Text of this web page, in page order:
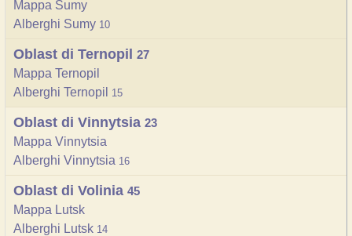
Mappa Sumy
Alberghi Sumy 10
Oblast di Ternopil 27
Mappa Ternopil
Alberghi Ternopil
15
Oblast di Vinnytsia 23
Mappa Vinnytsia
Alberghi Vinnytsia 16
Oblast di Volinia 45
Mappa Lutsk
Alberghi Lutsk 14